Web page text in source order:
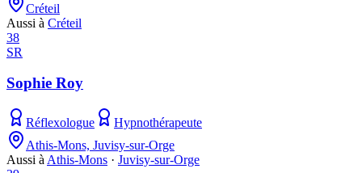
Créteil
Aussi à Créteil
38
SR
Sophie Roy
Réflexologue
Hypnothérapeute
Athis-Mons, Juvisy-sur-Orge
Aussi à Athis-Mons · Juvisy-sur-Orge